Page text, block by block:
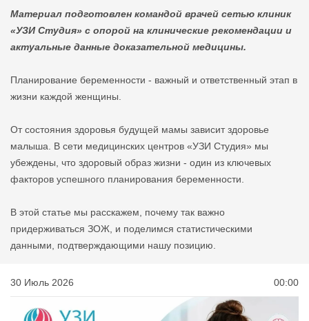
Материал подготовлен командой врачей сетью клиник
«УЗИ Студия» с опорой на клинические рекомендации и
актуальные данные доказательной медицины.
Планирование беременности - важный и ответственный этап в
жизни каждой женщины.
От состояния здоровья будущей мамы зависит здоровье
малыша. В сети медицинских центров «УЗИ Студия» мы
убеждены, что здоровый образ жизни - один из ключевых
факторов успешного планирования беременности.
В этой статье мы расскажем, почему так важно
придерживаться ЗОЖ, и поделимся статистическими
данными, подтверждающими нашу позицию.
30 Июль 2026 00:00